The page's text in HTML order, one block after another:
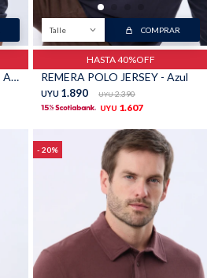
REMERA POLO RAYADA DE ALGODON - Piedra
Talle COMPRAR
HASTA 40%OFF
REMERA POLO JERSEY - Azul
UYU 1.890 UYU 2.390
UYU 1.607
20